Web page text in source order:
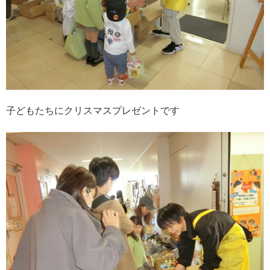
子どもたちにクリスマスプレゼントです